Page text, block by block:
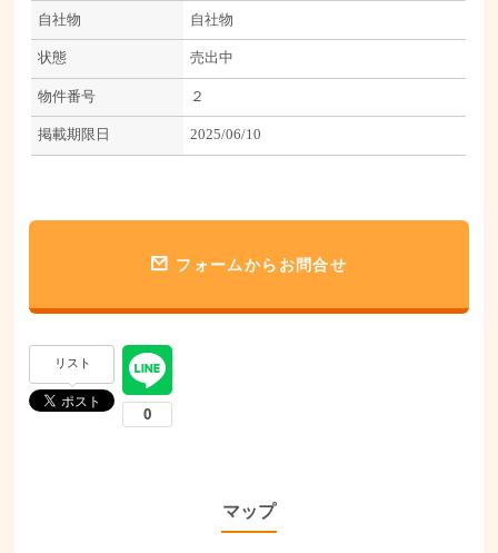
自社物 自社物
状態 売出中
物件番号 ２
掲載期限日 2025/06/10
フォームからお問合せ
リスト
マップ